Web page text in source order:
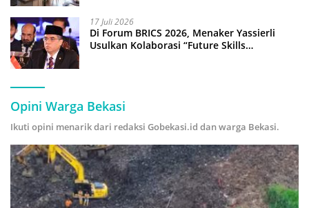
17 Juli 2026
Di Forum BRICS 2026, Menaker Yassierli
Usulkan Kolaborasi “Future Skills
Opini Warga Bekasi
Ikuti opini menarik dari redaksi Gobekasi.id dan warga Bekasi.